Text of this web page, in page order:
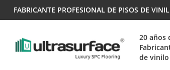
FABRICANTE PROFESIONAL DE PISOS DE
20 años
de vinilo